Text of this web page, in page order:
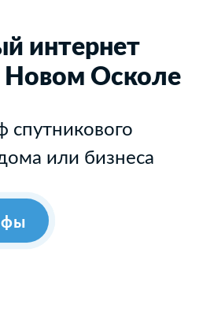
интернет
Осколе
спутникового
или бизнеса